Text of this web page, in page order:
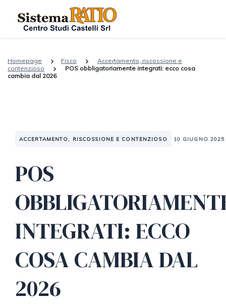
Homepage Fisco
Accertamento, riscossione e
contenzioso
POS obbligatoriamente integrati: ecco cosa
cambia dal 2026
ACCERTAMENTO, RISCOSSIONE E CONTENZIOSO 10 GIUGNO 2025
POS
INTEGRATI: ECCO
COSA CAMBIA DAL
2026